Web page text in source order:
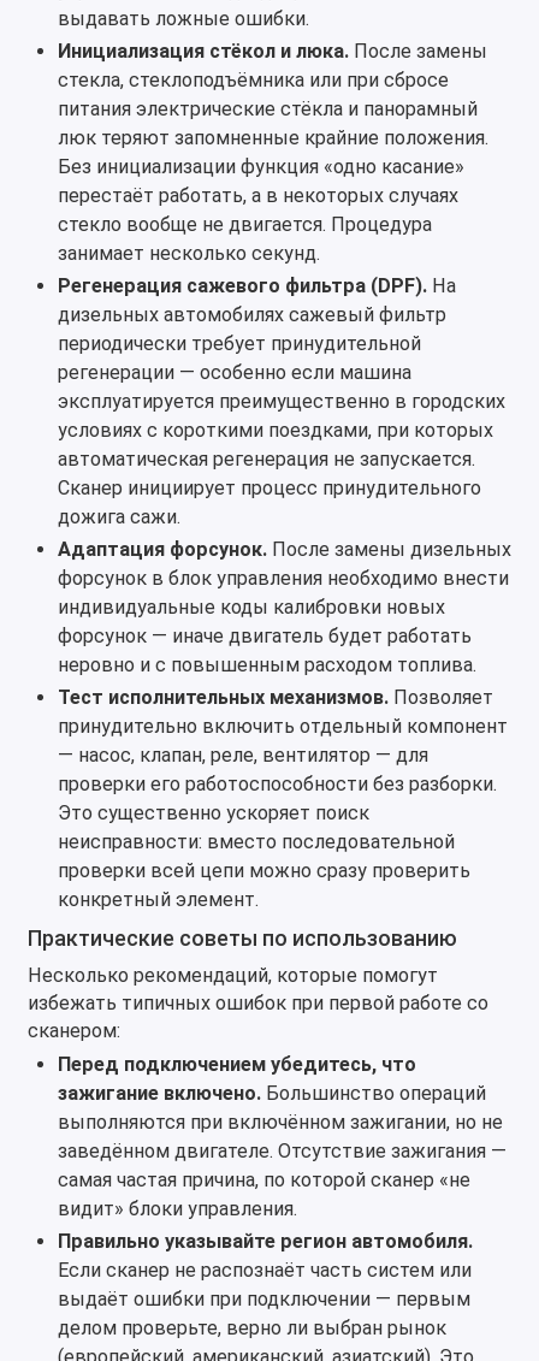
выдавать ложные ошибки.
Инициализация стёкол и люка.После замены
стекла, стеклоподъёмника или при сбросе
питания электрические стёкла и панорамный
люк теряют запомненные крайние положения.
Без инициализации функция «одно касание»
перестаёт работать, а в некоторых случаях
стекло вообще не двигается. Процедура
занимает несколько секунд.
Регенерация сажевого фильтра (DPF).На
дизельных автомобилях сажевый фильтр
периодически требует принудительной
регенерации — особенно если машина
эксплуатируется преимущественно в городских
условиях с короткими поездками, при которых
автоматическая регенерация не запускается.
Сканер инициирует процесс принудительного
дожига сажи.
Адаптация форсунок.После замены дизельных
форсунок в блок управления необходимо внести
индивидуальные коды калибровки новых
форсунок — иначе двигатель будет работать
неровно и с повышенным расходом топлива.
Тест исполнительных механизмов.Позволяет
принудительно включить отдельный компонент
— насос, клапан, реле, вентилятор — для
проверки его работоспособности без разборки.
Это существенно ускоряет поиск
неисправности: вместо последовательной
проверки всей цепи можно сразу проверить
конкретный элемент.
Практические советы по использованию
Несколько рекомендаций, которые помогут
избежать типичных ошибок при первой работе со
сканером:
Перед подключением убедитесь, что
зажигание включено.Большинство операций
выполняются при включённом зажигании, но не
заведённом двигателе. Отсутствие зажигания —
самая частая причина, по которой сканер «не
видит» блоки управления.
Правильно указывайте регион автомобиля.
Если сканер не распознаёт часть систем или
выдаёт ошибки при подключении — первым
делом проверьте, верно ли выбран рынок